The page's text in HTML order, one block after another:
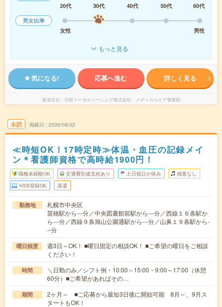
20代
30代 40代 50代
60代
男女比率
女性
男性
もっと見る
気になる! 応募へ進む 詳しく見る
派遣会社 日研トータルソーシング株式会社 メディカルケア事業部
未読 掲載日 2026/08/02
≪時短OK！17時定時≫体温・血圧の記録メイ
ン＊看護師資格で高時給1900円！
職種未経験OK 交通費別途支給あり 土日祝日が休み 残業なし
WEB登録OK 派遣
勤務地
札幌市中央区
苗穂駅から---分／中央図書館前駅から---分／西線１６条駅か
ら---分／西線９条旭山公園通駅から---分／山鼻１９条駅から-
--分
曜日頻度
週3日～OK！ ■曜日固定の相談OK！ ■ご希望の曜日をご相談
ください！
時間
＼日勤のみ／シフト例・10:00～15:00・9:00～17:00（休憩
60分）■ご希望があればその…
期間
2ヶ月～ ■ご応募から最短3日後に開始可能 8月～、9月ス
タートもOK！